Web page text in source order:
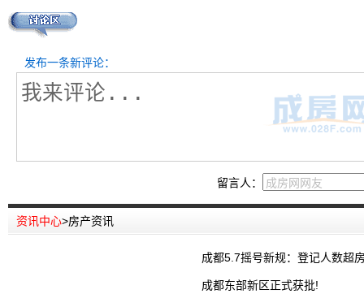
发布一条新评论：
留言人：
资讯中心>房产资讯
成都5.7摇号新规：登记人数超
成都东部新区正式获批!